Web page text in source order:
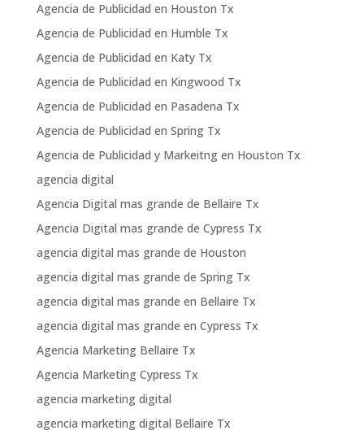
Agencia de Publicidad en Houston Tx
Agencia de Publicidad en Humble Tx
Agencia de Publicidad en Katy Tx
Agencia de Publicidad en Kingwood Tx
Agencia de Publicidad en Pasadena Tx
Agencia de Publicidad en Spring Tx
Agencia de Publicidad y Markeitng en Houston Tx
agencia digital
Agencia Digital mas grande de Bellaire Tx
Agencia Digital mas grande de Cypress Tx
agencia digital mas grande de Houston
agencia digital mas grande de Spring Tx
agencia digital mas grande en Bellaire Tx
agencia digital mas grande en Cypress Tx
Agencia Marketing Bellaire Tx
Agencia Marketing Cypress Tx
agencia marketing digital
agencia marketing digital Bellaire Tx